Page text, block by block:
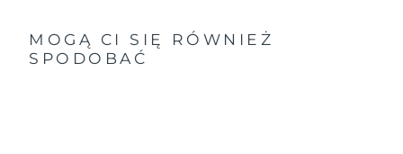
MOGĄ CI SIĘ RÓWNIEŻ
SPODOBAĆ